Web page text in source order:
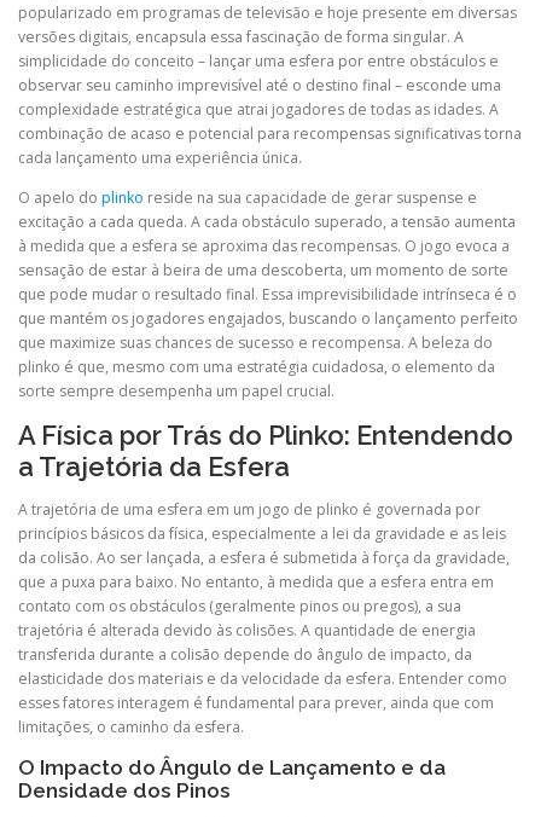
popularizado em programas de televisão e hoje presente em diversas
versões digitais, encapsula essa fascinação de forma singular. A
simplicidade do conceito – lançar uma esfera por entre obstáculos e
observar seu caminho imprevisível até o destino final – esconde uma
complexidade estratégica que atrai jogadores de todas as idades. A
combinação de acaso e potencial para recompensas significativas torna
cada lançamento uma experiência única.
O apelo do plinko reside na sua capacidade de gerar suspense e
excitação a cada queda. A cada obstáculo superado, a tensão aumenta
à medida que a esfera se aproxima das recompensas. O jogo evoca a
sensação de estar à beira de uma descoberta, um momento de sorte
que pode mudar o resultado final. Essa imprevisibilidade intrínseca é o
que mantém os jogadores engajados, buscando o lançamento perfeito
que maximize suas chances de sucesso e recompensa. A beleza do
plinko é que, mesmo com uma estratégia cuidadosa, o elemento da
sorte sempre desempenha um papel crucial.
A Física por Trás do Plinko: Entendendo
a Trajetória da Esfera
A trajetória de uma esfera em um jogo de plinko é governada por
princípios básicos da física, especialmente a lei da gravidade e as leis
da colisão. Ao ser lançada, a esfera é submetida à força da gravidade,
que a puxa para baixo. No entanto, à medida que a esfera entra em
contato com os obstáculos (geralmente pinos ou pregos), a sua
trajetória é alterada devido às colisões. A quantidade de energia
transferida durante a colisão depende do ângulo de impacto, da
elasticidade dos materiais e da velocidade da esfera. Entender como
esses fatores interagem é fundamental para prever, ainda que com
limitações, o caminho da esfera.
O Impacto do Ângulo de Lançamento e da
Densidade dos Pinos